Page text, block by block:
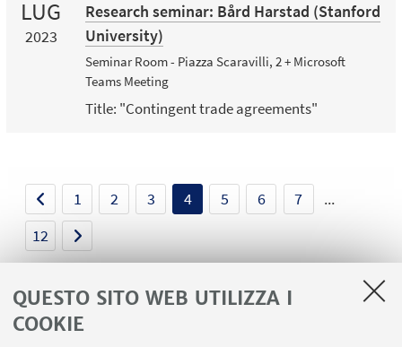
QUESTO SITO WEB UTILIZZA I
COOKIE
LUG
2023
Research seminar: Bård Harstad (Stanford
University)
Seminar Room - Piazza Scaravilli, 2 + Microsoft
Teams Meeting
Title: "Contingent trade agreements"
1 2 3 4 5 6 7
...
12